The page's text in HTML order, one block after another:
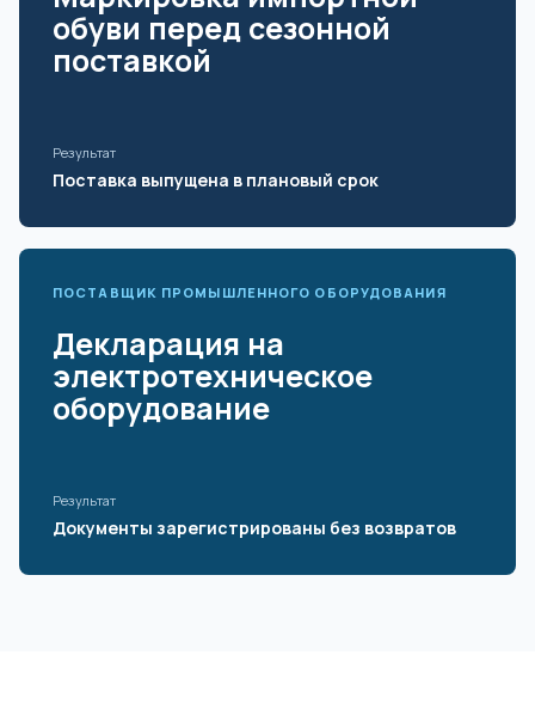
обуви перед сезонной
поставкой
Результат
Поставка выпущена в плановый срок
ПОСТАВЩИК ПРОМЫШЛЕННОГО ОБОРУДОВАНИЯ
Декларация на
электротехническое
оборудование
Результат
Документы зарегистрированы без возвратов